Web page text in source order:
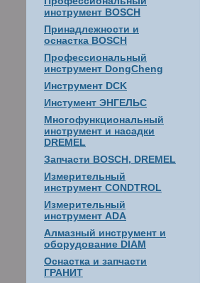
инструмент BOSCH
Принадлежности и
оснастка BOSCH
Профессиональный
инструмент DongCheng
Инструмент DCK
Инстумент ЭНГЕЛЬС
Многофункциональный
инструмент и насадки
DREMEL
Запчасти BOSCH, DREMEL
Измерительный
инструмент CONDTROL
Измерительный
инструмент ADA
Алмазный инструмент и
оборудование DIAM
Оснастка и запчасти
ГРАНИТ